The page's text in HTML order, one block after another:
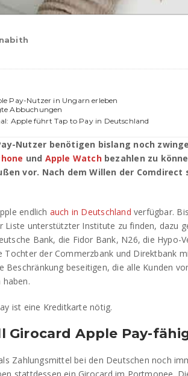
Pay-Nutzer in Ungarn erleben
Abbuchungen
Apple führt Tap to Pay in Deutschland
Nutzer benötigen bislang noch
und Apple Watchbezahlen zu
vor. Nach dem Willen der Comdirect
endlich auch in Deutschland verfügbar.
Liste unterstützter Institute zu finden, dazu
Bank, die Fidor Bank, N26, die Hypo-
Tochter der Commerzbank und Direktbank
Beschränkung beseitigen, die alle Kunden
ist eine Kreditkarte nötig.
Girocard Apple Pay-
Zahlungsmittel bei den Deutschen noch